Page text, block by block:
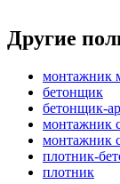
Другие
монтажник
бетонщик
бетонщик-
монтажник
монтажник
плотник-
плотник